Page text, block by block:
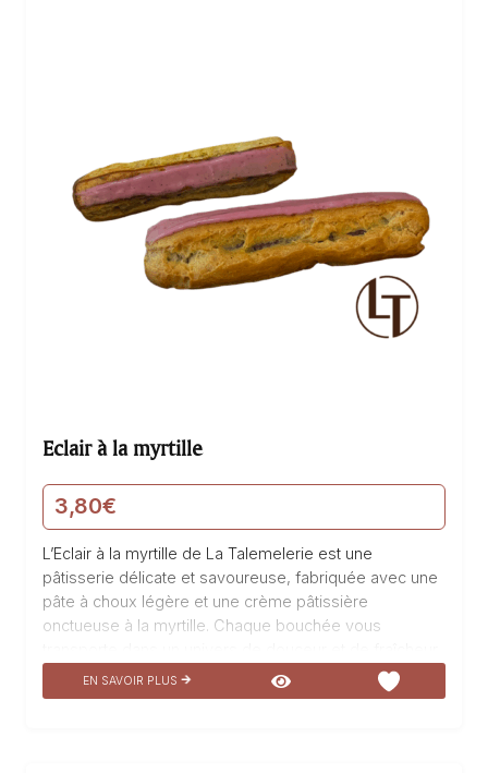
Eclair à la myrtille
3,80€
L’Eclair à la myrtille de La Talemelerie est une
pâtisserie délicate et savoureuse, fabriquée avec une
pâte à choux légère et une crème pâtissière
onctueuse à la myrtille. Chaque bouchée vous
où les notes acidulées des myrtilles se marient
parfaitement avec la douceur de la crème. Ce petit
EN SAVOIR PLUS